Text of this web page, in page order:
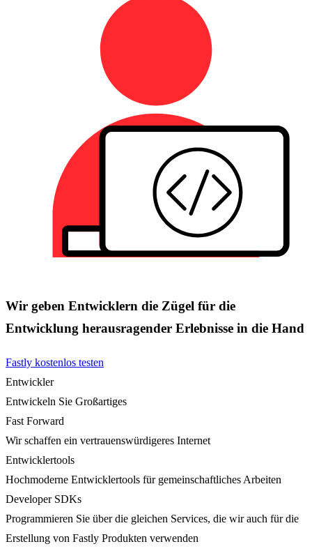
Wir geben Entwicklern die Zügel für die
Entwicklung herausragender Erlebnisse in die Hand
Fastly kostenlos testen
Entwickler
Entwickeln Sie Großartiges
Fast Forward
Wir schaffen ein vertrauenswürdigeres Internet
Entwicklertools
Hochmoderne Entwicklertools für gemeinschaftliches Arbeiten
Developer SDKs
Programmieren Sie über die gleichen Services, die wir auch für die
Erstellung von Fastly Produkten verwenden